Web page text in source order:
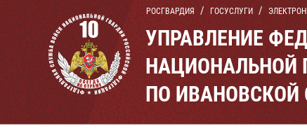
РОСГВАРДИЯ ГОСУСЛУГИ
УПРАВЛЕНИЕ
НАЦИОНАЛЬНОЙ
ПО ИВАНОВСКОЙ